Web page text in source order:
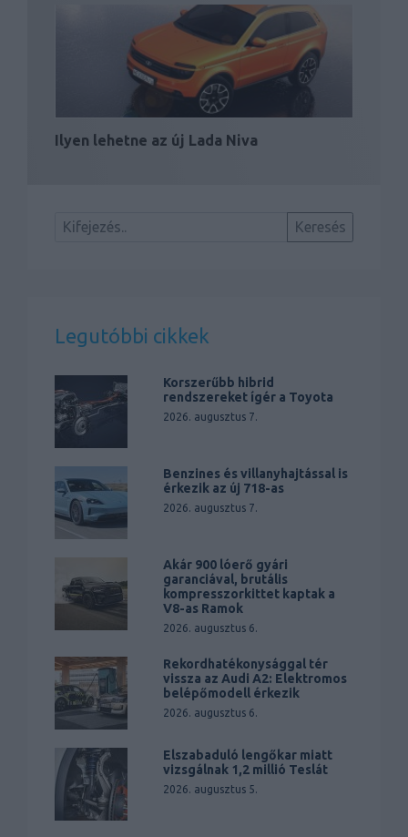
Ilyen lehetne az új Lada Niva
Legutóbbi cikkek
Korszerűbb hibrid
rendszereket ígér a Toyota
2026. augusztus 7.
Benzines és villanyhajtással is
érkezik az új 718-as
2026. augusztus 7.
Akár 900 lóerő gyári
garanciával, brutális
kompresszorkittet kaptak a
V8-as Ramok
2026. augusztus 6.
Rekordhatékonysággal tér
vissza az Audi A2: Elektromos
belépőmodell érkezik
2026. augusztus 6.
Elszabaduló lengőkar miatt
vizsgálnak 1,2 millió Teslát
2026. augusztus 5.